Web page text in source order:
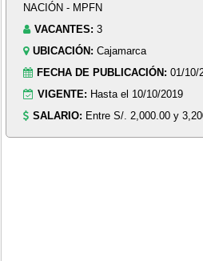
NACIÓN - MPFN
VACANTES: 3
UBICACIÓN: Cajamarca
FECHA DE PUBLICACIÓN: 01/10/
VIGENTE: Hasta el 10/10/2019
SALARIO: Entre S/. 2,000.00 y